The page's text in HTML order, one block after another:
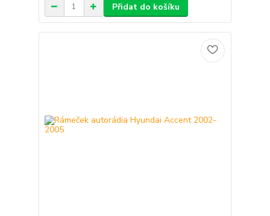
Přidat do košíku